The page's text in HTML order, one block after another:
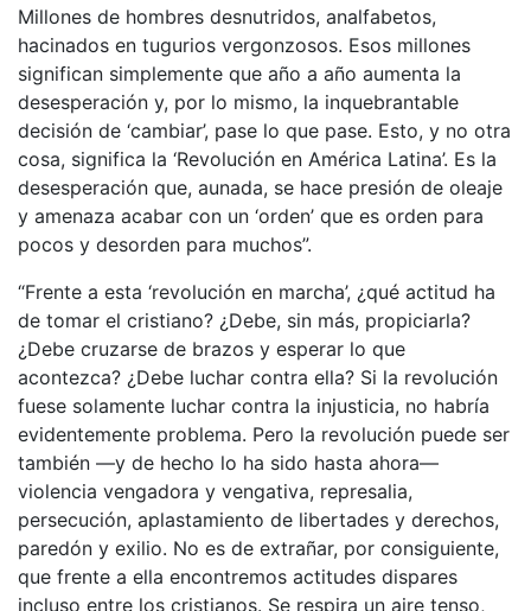
Millones de hombres desnutridos, analfabetos,
hacinados en tugurios vergonzosos. Esos millones
significan simplemente que año a año aumenta la
desesperación y, por lo mismo, la inquebrantable
decisión de ‘cambiar’, pase lo que pase. Esto, y no otra
cosa, significa la ‘Revolución en América Latina’. Es la
desesperación que, aunada, se hace presión de oleaje
y amenaza acabar con un ‘orden’ que es orden para
pocos y desorden para muchos”.
“Frente a esta ‘revolución en marcha’, ¿qué actitud ha
de tomar el cristiano? ¿Debe, sin más, propiciarla?
¿Debe cruzarse de brazos y esperar lo que
acontezca? ¿Debe luchar contra ella? Si la revolución
fuese solamente luchar contra la injusticia, no habría
evidentemente problema. Pero la revolución puede ser
también —y de hecho lo ha sido hasta ahora—
violencia vengadora y vengativa, represalia,
persecución, aplastamiento de libertades y derechos,
paredón y exilio. No es de extrañar, por consiguiente,
que frente a ella encontremos actitudes dispares
incluso entre los cristianos. Se respira un aire tenso,